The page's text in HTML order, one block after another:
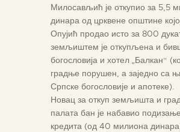
Милосављић је откупио за 5,5
динара од црквене општине
Опујић продао исто за 800
земљиштем је откупљена и
богословија и хотел „Балкан“
градње порушен, а заједно са
Српске богословије и апотеке).
Новац за откуп земљишта и
палата бан је набавио
кредита (од 40 милиона